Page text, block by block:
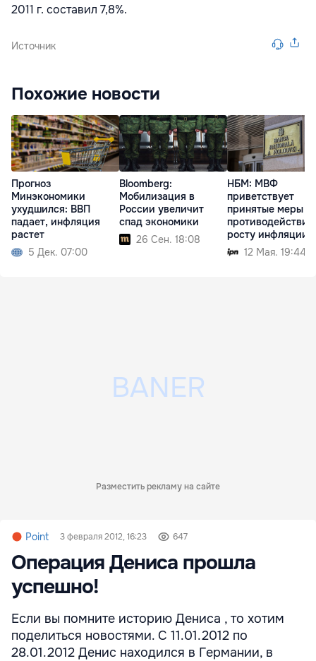
2011 г. составил 7,8%.
Источник
Похожие новости
Прогноз
Минэкономики
ухудшился: ВВП
падает, инфляция
растет
5 Дек. 07:00
Bloomberg:
Мобилизация в
России увеличит
спад экономики
26 Сен. 18:08
НБМ: МВФ
приветствует
принятые меры
противодействию
росту инфляции
12 Мая. 19:44
Разместить рекламу на сайте
Point 3 февраля 2012, 16:23 647
Операция Дениса прошла
успешно!
Если вы помните историю Дениса , то хотим
поделиться новостями. С 11.01.2012 по
28.01.2012 Денис находился в Германии, в